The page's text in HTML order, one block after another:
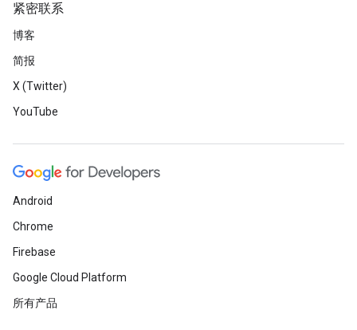
紧密联系
博客
简报
X (Twitter)
YouTube
Android
Chrome
Firebase
Google Cloud Platform
所有产品